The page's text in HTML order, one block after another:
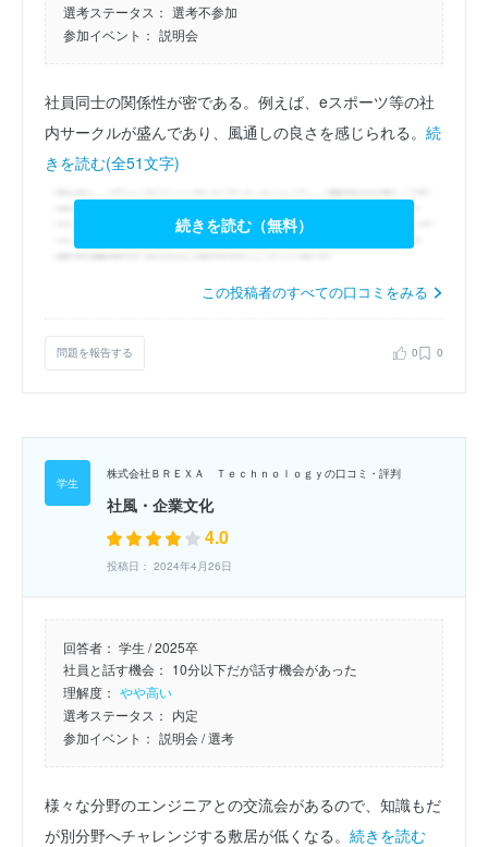
選考ステータス： 選考不参加
参加イベント： 説明会
社員同士の関係性が密である。例えば、eスポーツ等の社
内サークルが盛んであり、風通しの良さを感じられる。 続
きを読む(全51文字)
続きを読む（無料）
この投稿者のすべての口コミをみる
問題を報告する 0 0
株式会社ＢＲＥＸＡ Ｔｅｃｈｎｏｌｏｇｙの口コミ・評判
社風・企業文化
4.0
投稿日： 2024年4月26日
回答者： 学生 / 2025卒
社員と話す機会： 10分以下だが話す機会があった
理解度： やや高い
選考ステータス： 内定
参加イベント： 説明会/ 選考
様々な分野のエンジニアとの交流会があるので、知識もだ
が別分野へチャレンジする敷居が低くなる。 続きを読む